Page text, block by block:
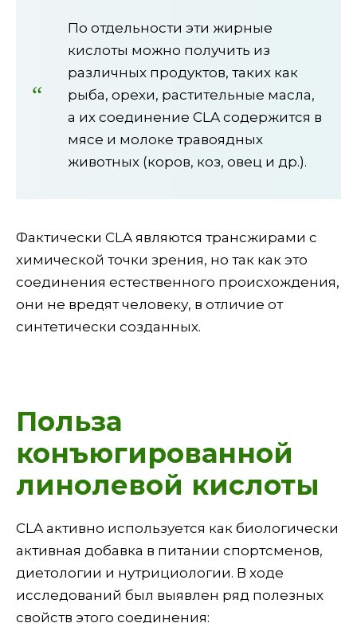
По отдельности эти жирные
кислоты можно получить из
различных продуктов, таких как
рыба, орехи, растительные масла,
а их соединение CLA содержится в
мясе и молоке травоядных
животных (коров, коз, овец и др.).
Фактически CLA являются трансжирами с
химической точки зрения, но так как это
соединения естественного происхождения,
они не вредят человеку, в отличие от
синтетически созданных.
Польза
конъюгированной
линолевой кислоты
CLA активно используется как биологически
активная добавка в питании спортсменов,
диетологии и нутрициологии. В ходе
исследований был выявлен ряд полезных
свойств этого соединения: